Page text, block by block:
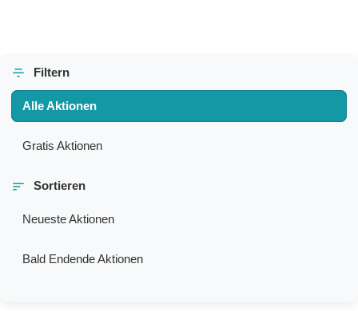
Filtern
Alle Aktionen
Gratis Aktionen
Sortieren
Neueste Aktionen
Bald Endende Aktionen